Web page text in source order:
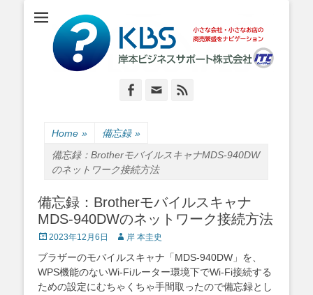
岸本ビジネスサポ
ート株式会社
小さな会社・小さなお店のIT経営をナビゲーション
Facebook
Email
Home » 備忘録 »
備忘録：BrotherモバイルスキャナMDS-940DW
のネットワーク接続方法
備忘録：Brotherモバイルスキャナ
MDS-940DWのネットワーク接続方法
Posted
2023年12月6日 Author
岸 本圭史
ブラザーのモバイルスキャナ「MDS-940DW」を、
WPS機能のないWi-Fiルーター環境下でWi-Fi接続する
ための設定にむちゃくちゃ手間取ったので備忘録とし